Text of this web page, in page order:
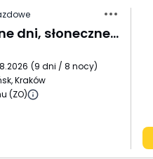
Lofoty - Polarne dni, słoneczne noce
(9 dni / 8 nocy)
Kraków
(ZO)